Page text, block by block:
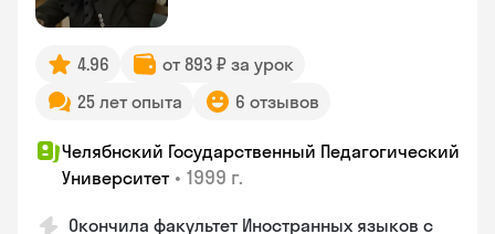
4.96
от 893 ₽ за урок
25 лет опыта
6 отзывов
Челябнский Государственный Педагогический
Университет • 1999 г.
Окончила факультет Иностранных языков с